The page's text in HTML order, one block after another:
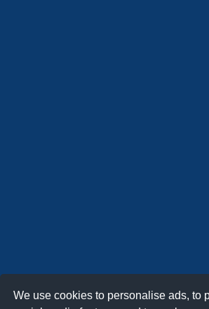
We use cookies to personalise ads, to